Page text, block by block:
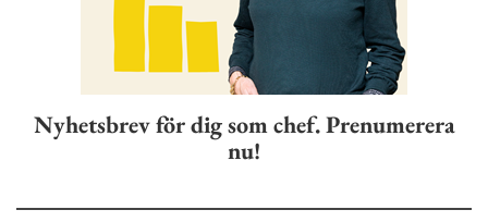
Nyhetsbrev för dig som chef. Prenumerera
nu!